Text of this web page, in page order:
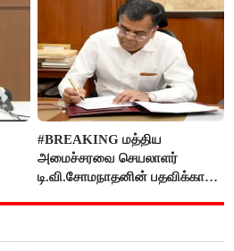
#BREAKING மத்திய
அமைச்சரவை செயலாளர்
டி.வி.சோமநாதனின் பதவிக்காலம்